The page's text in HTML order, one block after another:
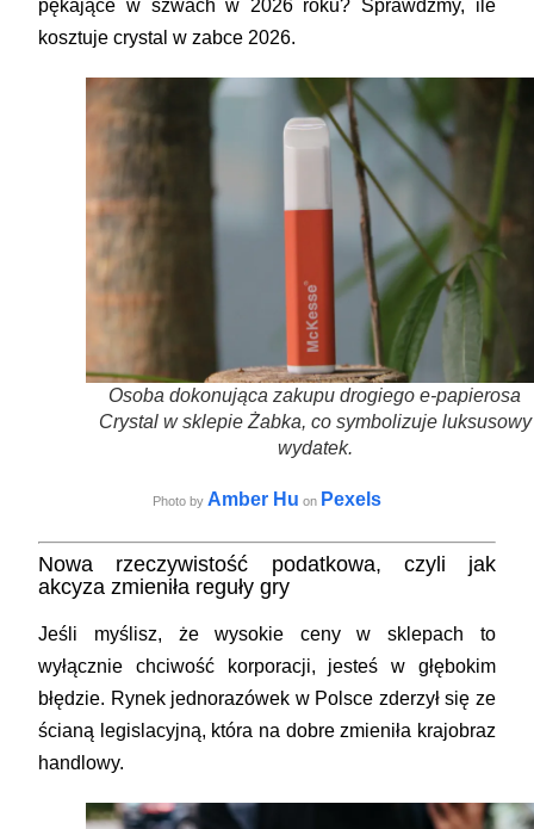
pękające w szwach w 2026 roku? Sprawdźmy, ile
kosztuje crystal w zabce 2026.
Osoba dokonująca zakupu drogiego e-papierosa
Crystal w sklepie Żabka, co symbolizuje luksusowy
wydatek.
Photo by Amber Hu on Pexels
Nowa rzeczywistość podatkowa, czyli jak
akcyza zmieniła reguły gry
Jeśli myślisz, że wysokie ceny w sklepach to
wyłącznie chciwość korporacji, jesteś w głębokim
błędzie. Rynek jednorazówek w Polsce zderzył się ze
ścianą legislacyjną, która na dobre zmieniła krajobraz
handlowy.